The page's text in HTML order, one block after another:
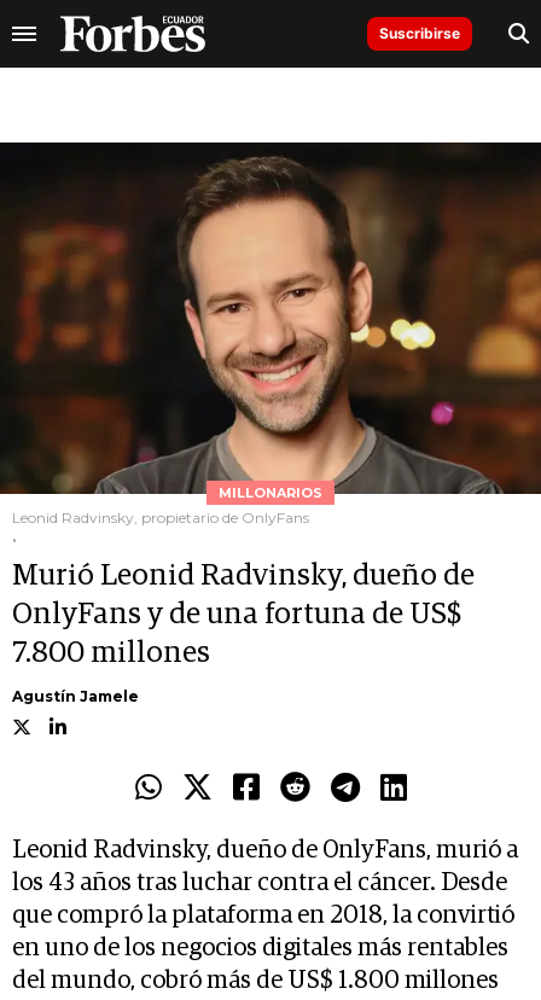
Suscribirse
MILLONARIOS
Leonid Radvinsky, propietario de OnlyFans
.
Murió Leonid Radvinsky, dueño de
OnlyFans y de una fortuna de US$
7.800 millones
Agustín Jamele
Leonid Radvinsky, dueño de OnlyFans, murió a
los 43 años tras luchar contra el cáncer. Desde
que compró la plataforma en 2018, la convirtió
en uno de los negocios digitales más rentables
del mundo, cobró más de US$ 1.800 millones